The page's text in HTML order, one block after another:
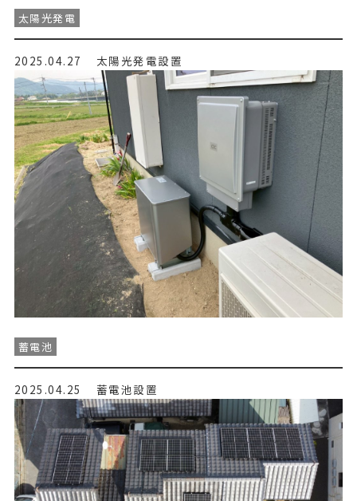
太陽光発電
2025.04.27 太陽光発電設置
蓄電池
2025.04.25 蓄電池設置